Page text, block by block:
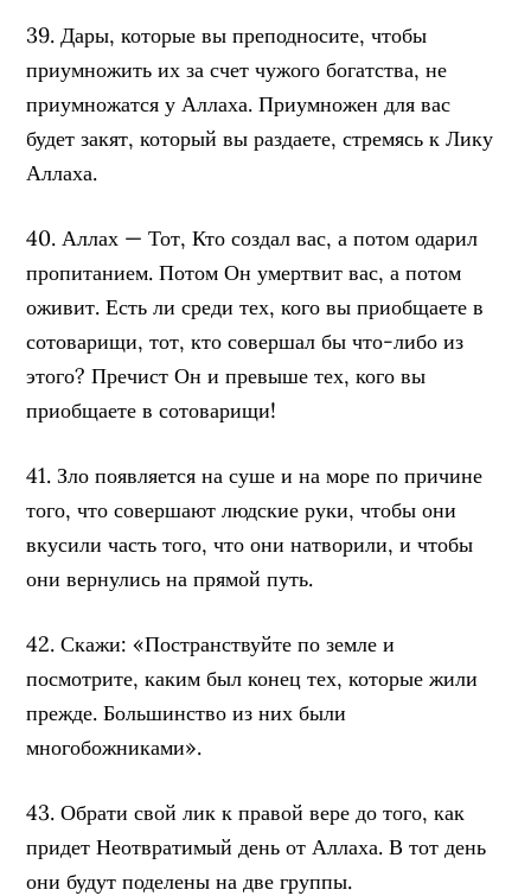
39. Дары, которые вы преподносите, чтобы
приумножить их за счет чужого богатства, не
приумножатся у Аллаха. Приумножен для вас
будет закят, который вы раздаете, стремясь к Лику
Аллаха.
40. Аллах — Тот, Кто создал вас, а потом одарил
пропитанием. Потом Он умертвит вас, а потом
оживит. Есть ли среди тех, кого вы приобщаете в
сотоварищи, тот, кто совершал бы что-либо из
этого? Пречист Он и превыше тех, кого вы
приобщаете в сотоварищи!
41. Зло появляется на суше и на море по причине
того, что совершают людские руки, чтобы они
вкусили часть того, что они натворили, и чтобы
они вернулись на прямой путь.
42. Скажи: «Постранствуйте по земле и
посмотрите, каким был конец тех, которые жили
прежде. Большинство из них были
многобожниками».
43. Обрати свой лик к правой вере до того, как
придет Неотвратимый день от Аллаха. В тот день
они будут поделены на две группы.